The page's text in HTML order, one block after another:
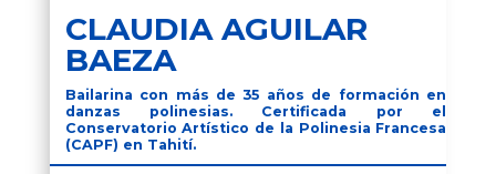
CLAUDIA AGUILAR
BAEZA
Bailarina con más de 35 años de formación en
danzas polinesias. Certificada por el
Conservatorio Artístico de la Polinesia Francesa
(CAPF) en Tahití.